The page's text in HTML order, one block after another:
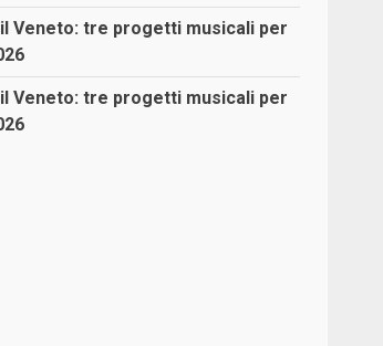
Veneto: tre progetti musicali per
Veneto: tre progetti musicali per